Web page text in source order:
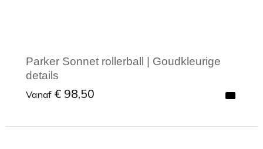
Parker Sonnet rollerball | Goudkleurige
details
Vanaf € 98,50